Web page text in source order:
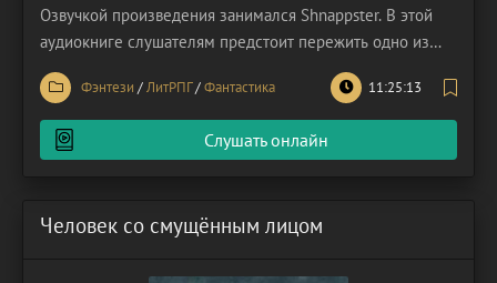
Озвучкой произведения занимался Shnappster. В этой
аудиокниге слушателям предстоит пережить одно из
таких редких открытий. Хотя сама книга появилась в
2022 году, по меркам жанра она – свежий, дерзкий
новичок, готовый перевернуть ваши представления
Фэнтези /ЛитРПГ/Фантастика 11:25:13
Слушать онлайн
Человек со смущённым лицом